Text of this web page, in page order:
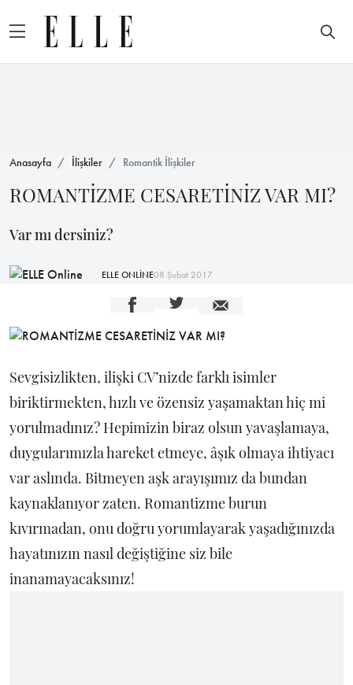
Anasayfa İlişkiler Romantik İlişkiler
ROMANTİZME CESARETİNİZ VAR MI?
Var mı dersiniz?
ELLE ONLİNE08 Şubat 2017
Sevgisizlikten, ilişki CV’nizde farklı isimler
biriktirmekten, hızlı ve özensiz yaşamaktan hiç mi
yorulmadınız? Hepimizin biraz olsun yavaşlamaya,
duygularımızla hareket etmeye, âşık olmaya ihtiyacı
var aslında. Bitmeyen aşk arayışımız da bundan
kaynaklanıyor zaten. Romantizme burun
kıvırmadan, onu doğru yorumlayarak yaşadığınızda
hayatınızın nasıl değiştiğine siz bile
inanamayacaksınız!